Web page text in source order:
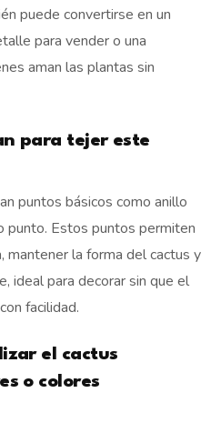
puede convertirse en un
para vender o una
aman las plantas sin
para tejer este
puntos básicos como anillo
punto. Estos puntos permiten
mantener la forma del cactus y
ideal para decorar sin que el
facilidad.
el cactus
o colores